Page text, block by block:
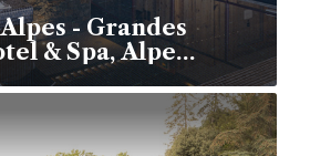
- Grandes
& Spa, Alpe
- France